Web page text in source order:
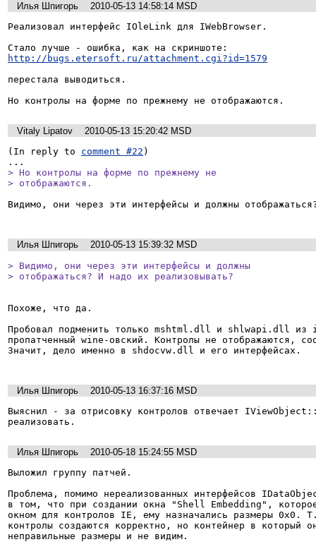
Илья Шпигорь
2010-05-13 14:58:14 MSD
Реализовал интерфейс IOleLink для IWebBrowser.
http://bugs.etersoft.ru/attachment.cgi?id=1579
перестала выводиться.
Но контролы на форме по прежнему не отображаются.
Vitaly Lipatov
2010-05-13 15:20:42 MSD
(In reply to comment #22 )
> Но контролы на форме по прежнему не
> отображаются.
Видимо, они через эти интерфейсы и должны
Илья Шпигорь
2010-05-13 15:39:32 MSD
> Видимо, они через эти интерфейсы и должны
> отображаться? И надо их реализовывать?
Похоже, что да.
Пробовал подменить только mshtml.dll и shlwapi.dll из
пропатченный wine-овский. Контролы не отображаются,
Значит, дело именно в shdocvw.dll и его интерфейсах.
Илья Шпигорь
2010-05-13 16:37:16 MSD
Выяснил - за отрисовку контролов отвечает
реализовать.
Илья Шпигорь
2010-05-18 15:24:55 MSD
Выложил группу патчей.
Проблема, помимо нереализованных интерфейсов
в том, что при создании окна "Shell Embedding", которое
окном для контролов IE, ему назначались размеры 0x0.
контролы создаются корректно, но контейнер в который
неправильные размеры и не видим.